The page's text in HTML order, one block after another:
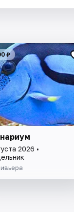
₽
2026 •